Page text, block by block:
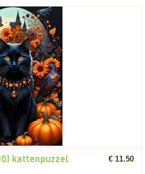
kattenpuzzel € 11.50